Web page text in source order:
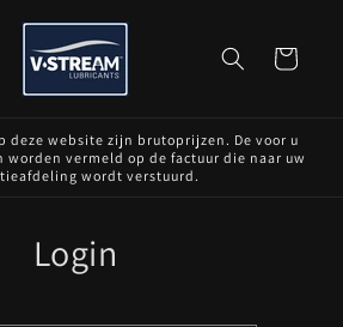
Cart
deze website zijn brutoprijzen. De voor u
vermeld op de factuur die naar uw
wordt verstuurd.
Login